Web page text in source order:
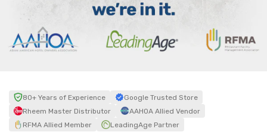
80+ Years of Experience
Google Trusted Store
Rheem Master Distributor
AAHOA Allied Vendor
RFMA Allied Member
LeadingAge Partner